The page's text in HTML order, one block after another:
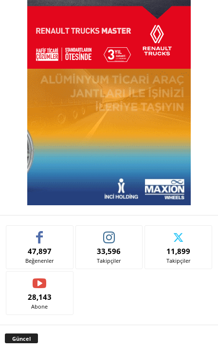
47,897
Beğenenler
33,596
Takipçiler
11,899
Takipçiler
28,143
Abone
Güncel